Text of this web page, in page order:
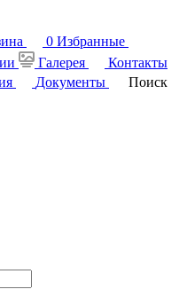
0 Избранные
Галерея
Контакты
Документы
Поиск